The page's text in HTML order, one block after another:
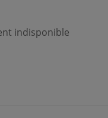
indisponible